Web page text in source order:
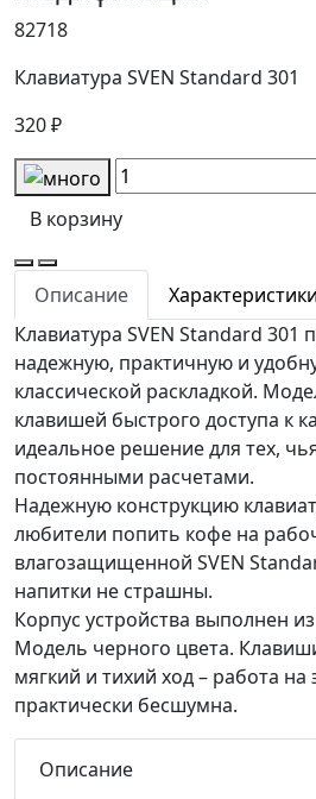
82718
Клавиатура SVEN Standard 301
320 ₽
В корзину
Описание
Характеристики
Клавиатура SVEN Standard 301
надежную, практичную и
классической раскладкой.
клавишей быстрого доступа к
идеальное решение для тех,
постоянными расчетами.
Надежную конструкцию
любители попить кофе на
влагозащищенной SVEN
напитки не страшны.
Корпус устройства выполнен
Модель черного цвета.
мягкий и тихий ход – работа на
практически бесшумна.
Описание